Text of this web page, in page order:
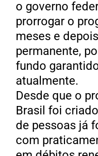
o governo
prorrogar o
meses e
permanente,
fundo
atualmente.
Desde que o
Brasil foi
de pessoas já
com